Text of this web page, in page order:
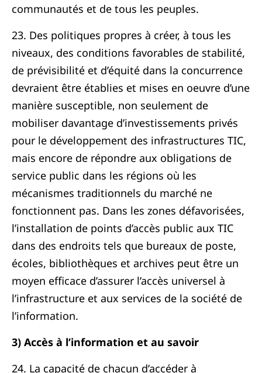
communautés et de tous les peuples.
23. Des politiques propres à créer, à tous les
niveaux, des conditions favorables de stabilité,
de prévisibilité et d’équité dans la concurrence
devraient être établies et mises en oeuvre d’une
manière susceptible, non seulement de
mobiliser davantage d’investissements privés
pour le développement des infrastructures TIC,
mais encore de répondre aux obligations de
service public dans les régions où les
mécanismes traditionnels du marché ne
fonctionnent pas. Dans les zones défavorisées,
l’installation de points d’accès public aux TIC
dans des endroits tels que bureaux de poste,
écoles, bibliothèques et archives peut être un
moyen efficace d’assurer l’accès universel à
l’infrastructure et aux services de la société de
l’information.
3) Accès à l’information et au savoir
24. La capacité de chacun d’accéder à